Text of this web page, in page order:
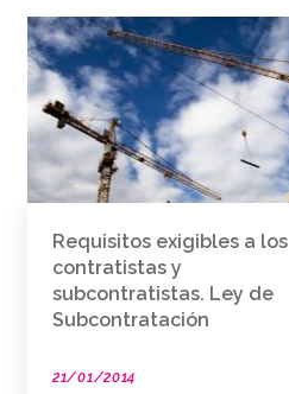
Requisitos exigibles a los
contratistas y
subcontratistas. Ley de
Subcontratación
21/01/2014